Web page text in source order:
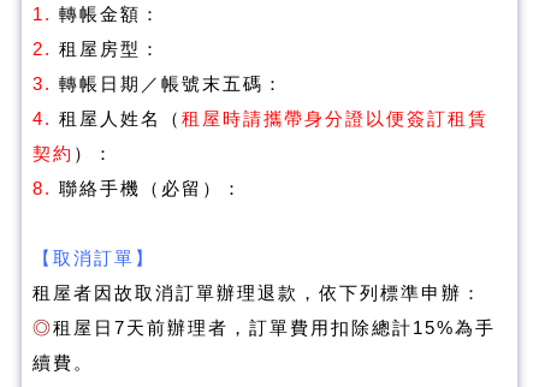
1. 轉帳金額：
2. 租屋房型：
3. 轉帳日期／帳號末五碼：
4. 租屋人姓名（ 租屋時請攜帶身分證以便簽訂租賃
契約 ）：
8. 聯絡手機（必留）：
【 取消訂單】
租屋者因故取消訂單辦理退款，依下列標準申辦：
◎租屋日7天前辦理者，訂單費用扣除總計15%為手
續費。